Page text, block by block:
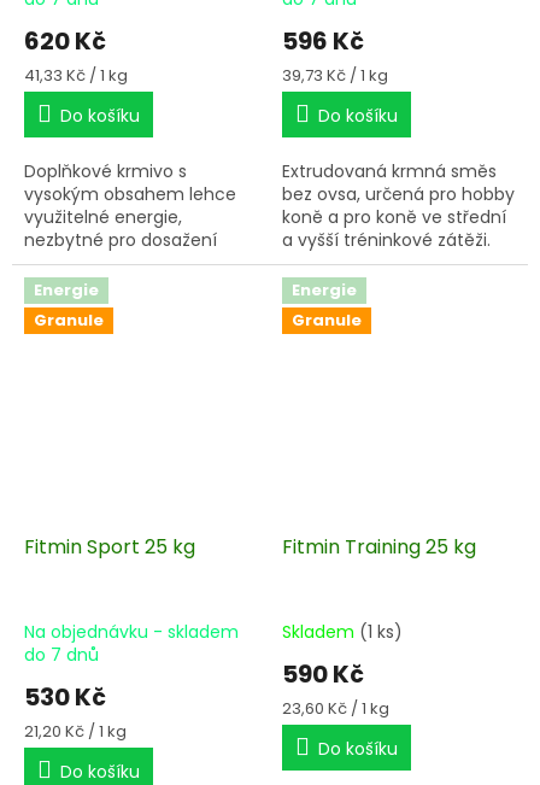
620 Kč
Měrná
cena:
41,33 Kč / 1 kg
Do košíku
Doplňkové krmivo s
vysokým obsahem lehce
využitelné energie,
nezbytné pro dosažení
vysokého výkonu koní v
období tréninku nebo jiné
pracovní zátěže.
596 Kč
Měrná
cena:
39,73 Kč / 1 kg
Do košíku
Extrudovaná krmná směs
bez ovsa, určená pro hobby
koně a pro koně ve střední
a vyšší tréninkové zátěži.
Energie
Granule
Fitmin Sport 25 kg
Na objednávku - skladem
do 7 dnů
530 Kč
Měrná
cena:
21,20 Kč / 1 kg
Do košíku
Energie
Granule
Fitmin Training 25 kg
Skladem (1 ks)
590 Kč
Měrná
cena:
23,60 Kč / 1 kg
Do košíku